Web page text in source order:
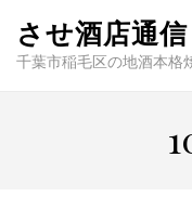
させ酒店通信
千葉市稲毛区の地酒本格